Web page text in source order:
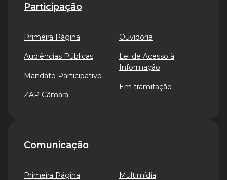
Participação
Primeira Página
Audiências Públicas
Mandato Participativo
ZAP Câmara
Ouvidoria
Lei de Acesso à
Informação
Em tramitação
Comunicação
Primeira Página Multimídia